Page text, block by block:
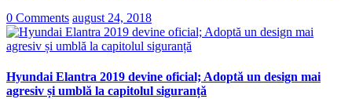
0 Comments august 24, 2018
Hyundai Elantra 2019 devine oficial; Adoptă un design mai
agresiv și umblă la capitolul siguranță